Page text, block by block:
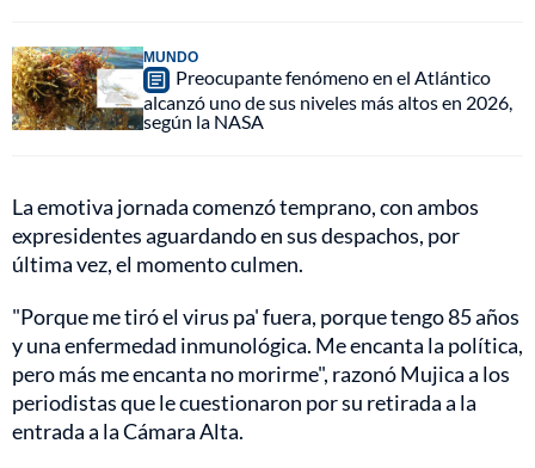
MUNDO
Preocupante fenómeno en el Atlántico
alcanzó uno de sus niveles más altos en 2026,
según la NASA
La emotiva jornada comenzó temprano, con ambos
expresidentes aguardando en sus despachos, por
última vez, el momento culmen.
"Porque me tiró el virus pa' fuera, porque tengo 85 años
y una enfermedad inmunológica. Me encanta la política,
pero más me encanta no morirme", razonó Mujica a los
periodistas que le cuestionaron por su retirada a la
entrada a la Cámara Alta.